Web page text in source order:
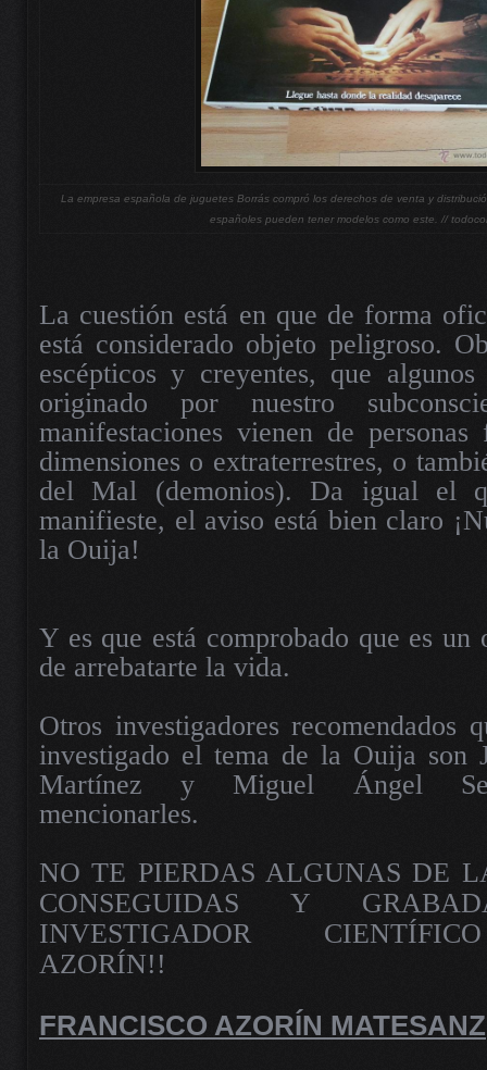
La empresa española de juguetes Borrás compró los derechos de venta y
españoles pueden tener modelos como este. //
La cuestión está en que de forma
está considerado objeto peligroso.
escépticos y creyentes, que
originado por nuestro
manifestaciones vienen de
dimensiones o extraterrestres, o
del Mal (demonios). Da igual el
manifieste, el aviso está bien claro
la Ouija!
Y es que está comprobado que es un
de arrebatarte la vida.
Otros investigadores recomendados
investigado el tema de la Ouija son
Martínez y Miguel Ángel
mencionarles.
NO TE PIERDAS ALGUNAS DE
CONSEGUIDAS Y
INVESTIGADOR
AZORÍN!!
FRANCISCO AZORÍN MATESANZ